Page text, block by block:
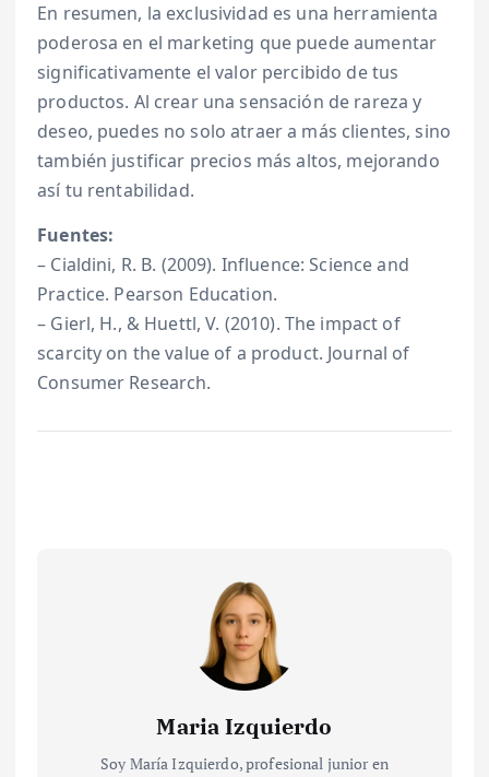
En resumen, la exclusividad es una herramienta
poderosa en el marketing que puede aumentar
significativamente el valor percibido de tus
productos. Al crear una sensación de rareza y
deseo, puedes no solo atraer a más clientes, sino
también justificar precios más altos, mejorando
así tu rentabilidad.
Fuentes:
– Cialdini, R. B. (2009). Influence: Science and
Practice. Pearson Education.
– Gierl, H., & Huettl, V. (2010). The impact of
scarcity on the value of a product. Journal of
Consumer Research.
Maria Izquierdo
Soy María Izquierdo, profesional junior en